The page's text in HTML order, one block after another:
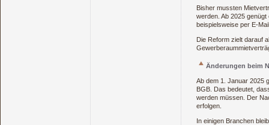
Bisher mussten
werden. Ab 2025
beispielsweise per E-
Die Reform zielt darauf
Änderungen beim
Ab dem 1. Januar 2025
BGB. Das bedeutet,
werden müssen. Der
erfolgen.
In einigen Branchen